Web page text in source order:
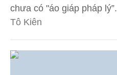
chưa có "áo giáp pháp lý”.
Tô Kiên